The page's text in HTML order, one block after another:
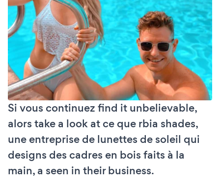
Si vous continuez find it unbelievable,
alors take a look at ce que rbia shades,
une entreprise de lunettes de soleil qui
designs des cadres en bois faits à la
main, a seen in their business.